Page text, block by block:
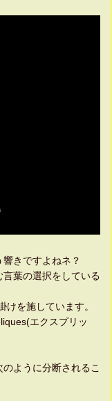
きですよねネ？
葉の選択をしている
を施しています。
エクスプリッ
ように分断されるこ